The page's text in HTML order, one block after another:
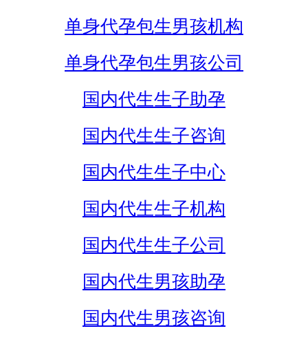
单身代孕包生男孩机构
单身代孕包生男孩公司
国内代生生子助孕
国内代生生子咨询
国内代生生子中心
国内代生生子机构
国内代生生子公司
国内代生男孩助孕
国内代生男孩咨询